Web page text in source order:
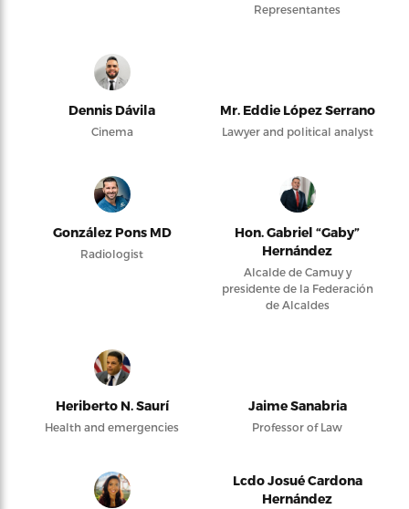
Representantes
Dennis Dávila
Cinema
Mr. Eddie López Serrano
Lawyer and political analyst
González Pons MD
Radiologist
Hon. Gabriel “Gaby”
Hernández
Alcalde de Camuy y
presidente de la Federación
de Alcaldes
Heriberto N. Saurí
Health and emergencies
Jaime Sanabria
Professor of Law
Lcdo Josué Cardona
Hernández